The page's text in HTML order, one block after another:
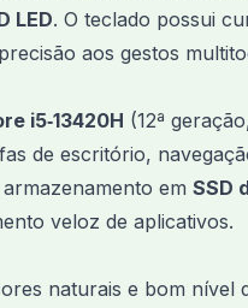
LED. O teclado possui
aos gestos
i5‑13420H (12ª
de escritório,
em SSD
veloz de aplicativos.
naturais e bom